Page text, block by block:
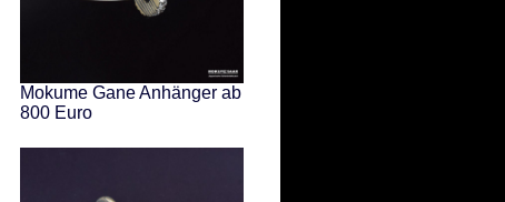
Mokume Gane Anhänger ab
800 Euro